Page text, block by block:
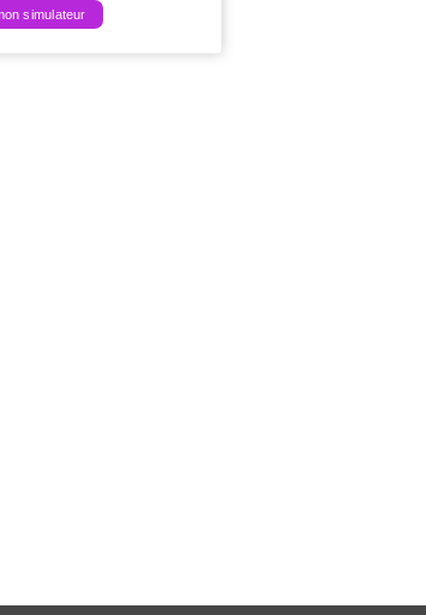
simulateur